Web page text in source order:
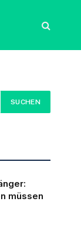
müssen